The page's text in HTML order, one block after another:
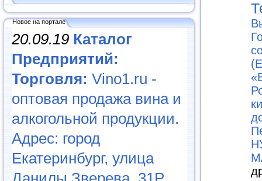
Новое на портале
20.09.19 Каталог
Предприятий:
Торговля: Vino1.ru -
оптовая продажа вина и
алкогольной продукции.
Адрес: город
Екатеринбург, улица